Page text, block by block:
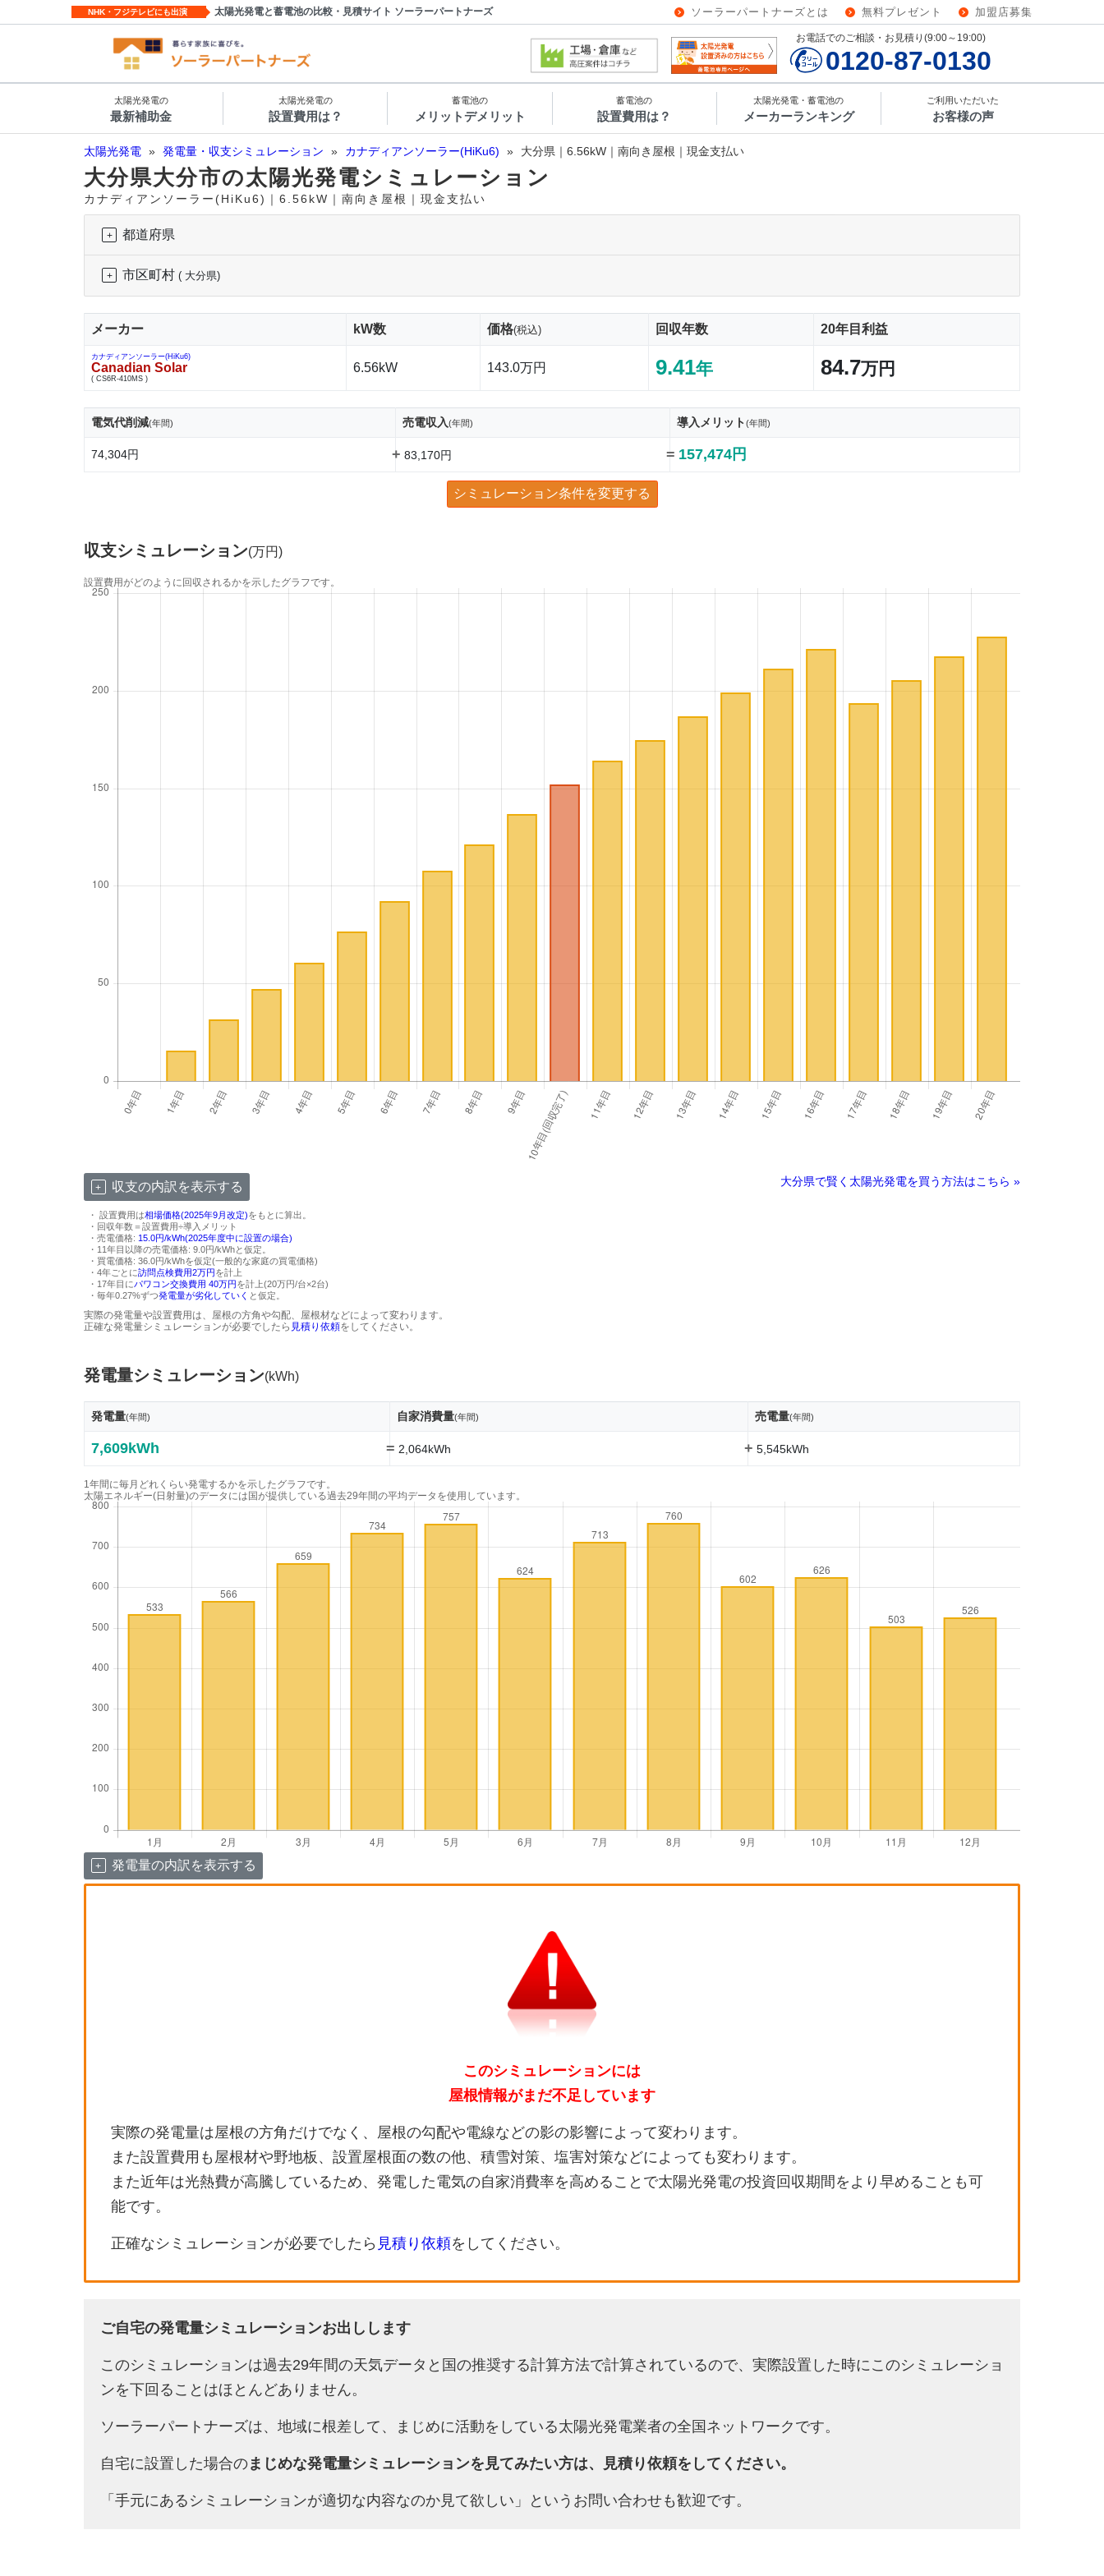
NHK・フジテレビにも出演 太陽光発電と蓄電池の比較・見積サイト ソーラーパートナーズ ソーラーパートナーズとは 無料プレゼント 加盟店募集
お電話でのご相談・お見積り(9:00～19:00)
0120-87-0130
太陽光発電の
最新補助金
太陽光発電の
設置費用は？
蓄電池の
メリットデメリット
蓄電池の
設置費用は？
太陽光発電・蓄電池の
メーカーランキング
ご利用いただいた
お客様の声
太陽光発電 » 発電量・収支シミュレーション » カナディアンソーラー(HiKu6) » 大分県｜6.56kW｜南向き屋根｜現金支払い
大分県大分市の太陽光発電シミュレーション
カナディアンソーラー(HiKu6)｜6.56kW｜南向き屋根｜現金支払い
都道府県
市区町村 ( 大分県)
メーカー kW数 価格(税込) 回収年数 20年目利益
カナディアンソーラー(HiKu6)
Canadian Solar
( CS6R-410MS )
6.56kW 143.0万円 9.41年 84.7万円
電気代削減(年間) 売電収入(年間) 導入メリット(年間)
74,304円 + 83,170円 = 157,474円
シミュレーション条件を変更する
収支シミュレーション(万円)
設置費用がどのように回収されるかを示したグラフです。
収支の内訳を表示する 大分県で賢く太陽光発電を買う方法はこちら »
・ 設置費用は相場価格(2025年9月改定)をもとに算出。
・回収年数＝設置費用÷導入メリット
・売電価格: 15.0円/kWh(2025年度中に設置の場合)
・11年目以降の売電価格: 9.0円/kWhと仮定。
・買電価格: 36.0円/kWhを仮定(一般的な家庭の買電価格)
・4年ごとに訪問点検費用2万円を計上
・17年目にパワコン交換費用 40万円を計上(20万円/台×2台)
・毎年0.27%ずつ発電量が劣化していく と仮定。
実際の発電量や設置費用は、屋根の方角や勾配、屋根材などによって変わります。
正確な発電量シミュレーションが必要でしたら 見積り依頼をしてください。
発電量シミュレーション(kWh)
発電量(年間) 自家消費量(年間) 売電量(年間)
7,609kWh = 2,064kWh + 5,545kWh
1年間に毎月どれくらい発電するかを示したグラフです。
太陽エネルギー(日射量)のデータには国が提供している過去29年間の平均データを使用しています。
発電量の内訳を表示する
このシミュレーションには
屋根情報がまだ不足しています
実際の発電量は屋根の方角だけでなく、屋根の勾配や電線などの影の影響によって変わります。
また設置費用も屋根材や野地板、設置屋根面の数の他、積雪対策、塩害対策などによっても変わります。
また近年は光熱費が高騰しているため、発電した電気の自家消費率を高めることで太陽光発電の投資回収期間をより早めることも可
能です。
正確なシミュレーションが必要でしたら 見積り依頼をしてください。
ご自宅の発電量シミュレーションお出しします
このシミュレーションは過去29年間の天気データと国の推奨する計算方法で計算されているので、実際設置した時にこのシミュレーショ
ンを下回ることはほとんどありません。
ソーラーパートナーズは、地域に根差して、まじめに活動をしている太陽光発電業者の全国ネットワークです。
自宅に設置した場合のまじめな発電量シミュレーションを見てみたい方は、見積り依頼をしてください。
「手元にあるシミュレーションが適切な内容なのか見て欲しい」というお問い合わせも歓迎です。